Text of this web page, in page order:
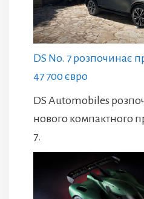
DS No. 7 розпочинає
47 700 євро
DS Automobiles
нового компактного
7.